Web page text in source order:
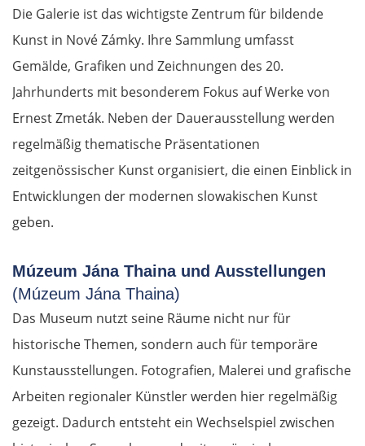
Die Galerie ist das wichtigste Zentrum für bildende
Kunst in Nové Zámky. Ihre Sammlung umfasst
Gemälde, Grafiken und Zeichnungen des 20.
Jahrhunderts mit besonderem Fokus auf Werke von
Ernest Zmeták. Neben der Dauerausstellung werden
regelmäßig thematische Präsentationen
zeitgenössischer Kunst organisiert, die einen Einblick in
Entwicklungen der modernen slowakischen Kunst
geben.
Múzeum Jána Thaina und Ausstellungen
(Múzeum Jána Thaina)
Das Museum nutzt seine Räume nicht nur für
historische Themen, sondern auch für temporäre
Kunstausstellungen. Fotografien, Malerei und grafische
Arbeiten regionaler Künstler werden hier regelmäßig
gezeigt. Dadurch entsteht ein Wechselspiel zwischen